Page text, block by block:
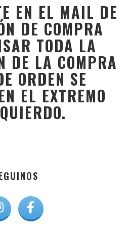
EN EL MAIL DE
DE COMPRA
TODA LA
DE LA COMPRA
ORDEN SE
EL EXTREMO